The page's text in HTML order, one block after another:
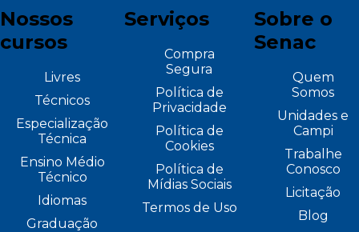
Nossos
cursos
Livres
Técnicos
Especialização
Técnica
Ensino Médio
Técnico
Idiomas
Graduação
Serviços
Compra
Segura
Política de
Privacidade
Política de
Cookies
Política de
Mídias Sociais
Termos de Uso
Sobre o
Senac
Quem
Somos
Unidades e
Campi
Trabalhe
Conosco
Licitação
Blog